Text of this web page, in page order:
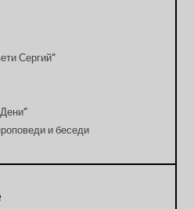
Сергий“
и беседи